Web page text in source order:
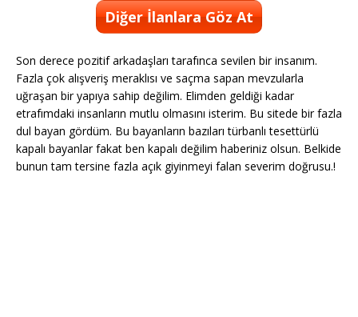
Diğer İlanlara Göz At
Son derece pozitif arkadaşları tarafınca sevilen bir insanım.
Fazla çok alışveriş meraklısı ve saçma sapan mevzularla
uğraşan bir yapıya sahip değilim. Elimden geldiği kadar
etrafımdaki insanların mutlu olmasını isterim. Bu sitede bir fazla
dul bayan gördüm. Bu bayanların bazıları türbanlı tesettürlü
kapalı bayanlar fakat ben kapalı değilim haberiniz olsun. Belkide
bunun tam tersine fazla açık giyinmeyi falan severim doğrusu.!